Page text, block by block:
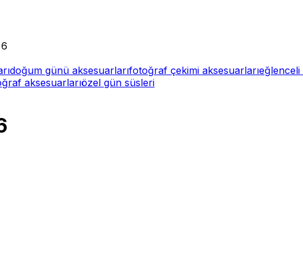
doğum günü aksesuarlarıfotoğraf çekimi aksesuarlarıeğlenceli
aksesuarlarıözel gün süsleri